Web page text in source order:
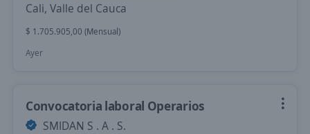
Cali, Valle del Cauca
$ 1.705.905,00 (Mensual)
Ayer
Convocatoria laboral Operarios
SMIDAN S . A . S.